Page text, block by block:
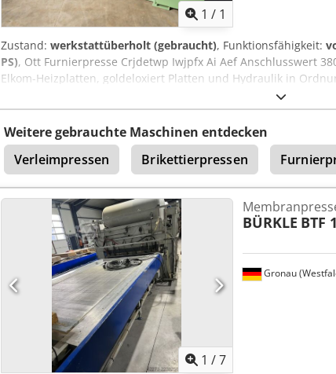
1 / 1
Zustand: werkstattüberholt (gebraucht), Funktionsfähigkeit:
PS), Ott Furnierpresse Crjdetwp Iwjpfx Ai Aef Anschlusswert
Elkom-Heizplatten, goldeloxiert Platten und Hydraulik in
Weitere gebrauchte Maschinen entdecken
Verleimpressen
Brikettierpressen
1 /7
Gronau
BÜRKLE BTF